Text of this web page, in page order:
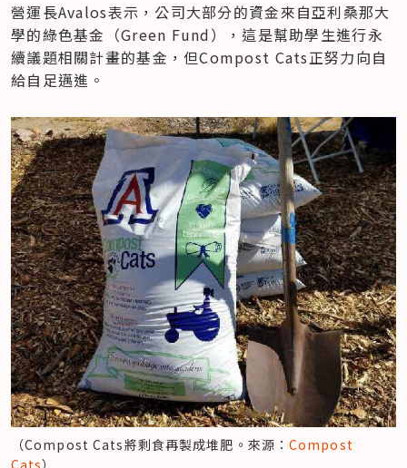
營運長Avalos表示，公司大部分的資金來自亞利桑那大
學的綠色基金（Green Fund），這是幫助學生進行永
續議題相關計畫的基金，但Compost Cats正努力向自
給自足邁進。
（Compost Cats將剩食再製成堆肥。來源： Compost
Cats）